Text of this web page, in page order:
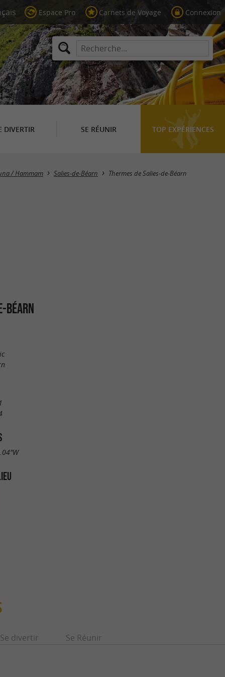
Espace Pro Carnets de Voyage Connexion
DIVERTIR SE RÉUNIR TOP EXPÉRIENCES
/ Hammam Salies-de-Béarn Thermes de Salies-de-Béarn
BÉARN
Se divertir Se Réunir